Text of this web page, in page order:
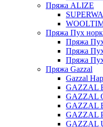
Пряжа ALIZE
Пряжа Пух
Пряжа
Пряжа Пух
Пряжа
Пряжа Gazzal
Gazzal
GAZZAL
GAZZAL
GAZZAL
GAZZAL
GAZZAL